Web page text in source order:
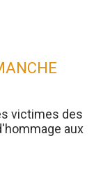
victimes des
aux